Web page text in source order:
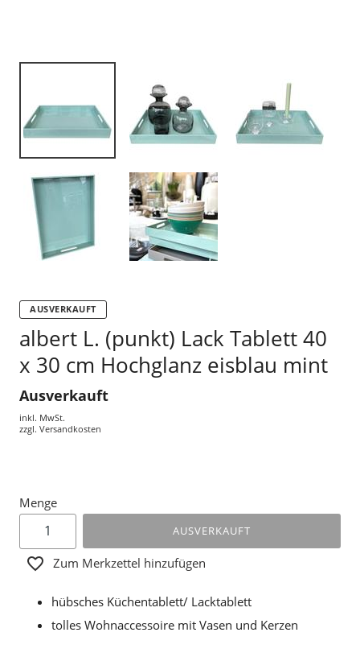
AUSVERKAUFT
albert L. (punkt) Lack Tablett 40
x 30 cm Hochglanz eisblau mint
Ausverkauft
inkl. MwSt.
zzgl. Versandkosten
Menge
AUSVERKAUFT
Zum Merkzettel hinzufügen
hübsches Küchentablett/ Lacktablett
tolles Wohnaccessoire mit Vasen und Kerzen